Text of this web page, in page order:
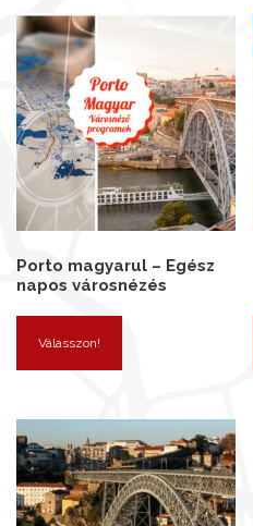
Porto magyarul – Egész
napos városnézés
Válasszon!